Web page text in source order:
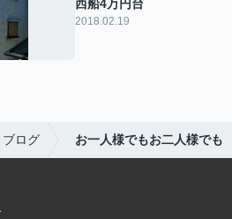
西船4万円台
2018.02.19
ブログ お一人様でもお二人様でも